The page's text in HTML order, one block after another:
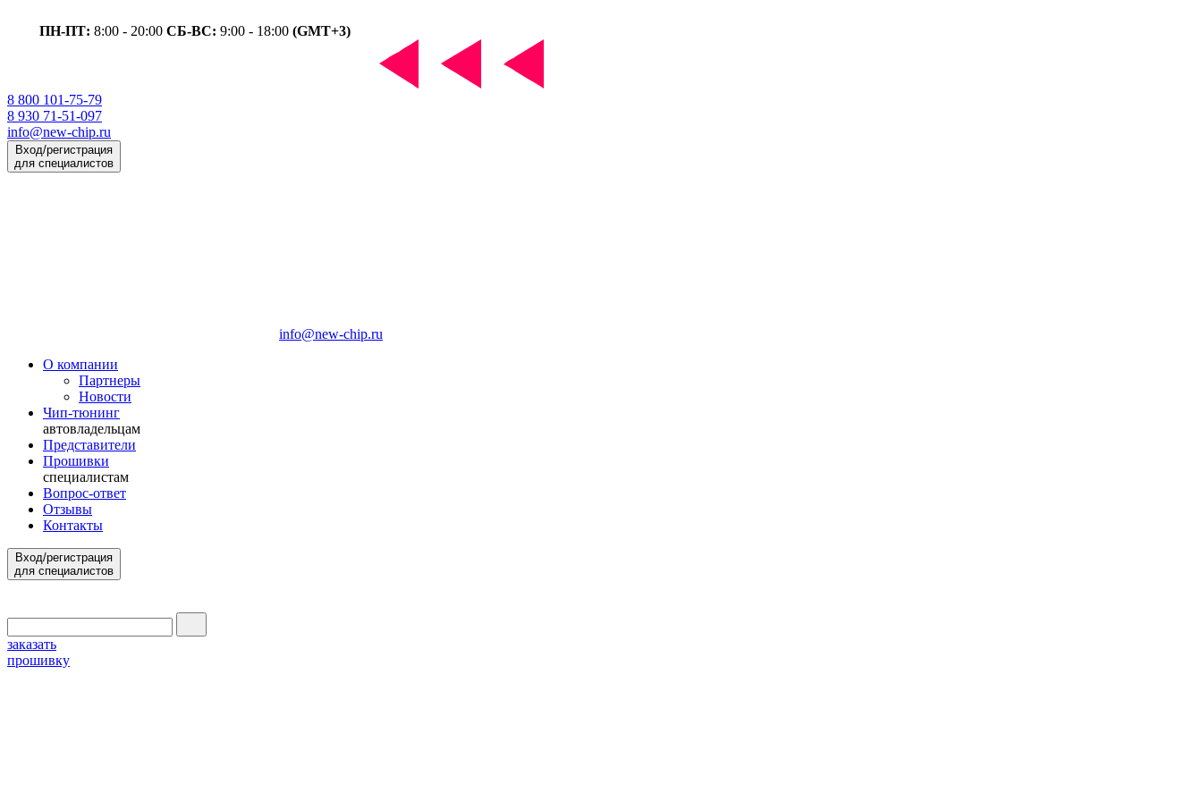
ПН-ПТ: 8:00 - 20:00 СБ-ВС: 9:00 - 18:00 (GMT+3)
8 800 101-75-79
8 930 71-51-097
info@new-chip.ru
Вход/регистрация
для специалистов
info@new-chip.ru
О компании
Партнеры
Новости
Чип-тюнинг
автовладельцам
Представители
Прошивки
специалистам
Вопрос-ответ
Отзывы
Контакты
Вход/регистрация
для специалистов
заказать
прошивку